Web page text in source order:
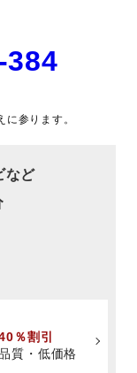
384
参ります。
など
％割引
質・低価格